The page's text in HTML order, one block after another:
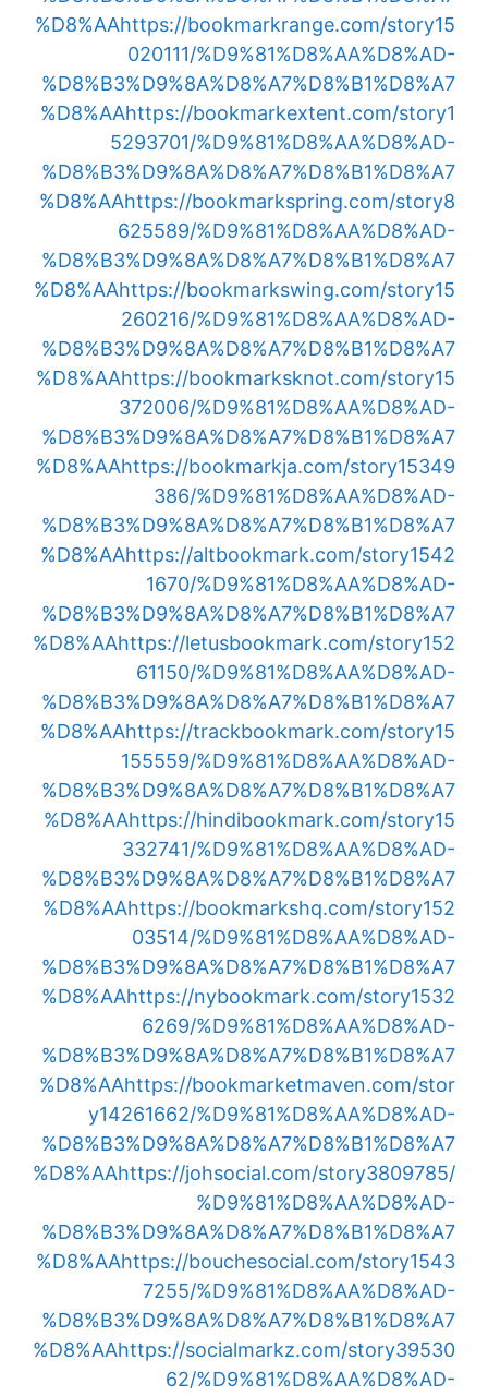
%D8%AAhttps://bookmarkrange.com/story15
020111/%D9%81%D8%AA%D8%AD-
%D8%B3%D9%8A%D8%A7%D8%B1%D8%A7
%D8%AAhttps://bookmarkextent.com/story1
5293701/%D9%81%D8%AA%D8%AD-
%D8%B3%D9%8A%D8%A7%D8%B1%D8%A7
%D8%AAhttps://bookmarkspring.com/story8
625589/%D9%81%D8%AA%D8%AD-
%D8%B3%D9%8A%D8%A7%D8%B1%D8%A7
%D8%AAhttps://bookmarkswing.com/story15
260216/%D9%81%D8%AA%D8%AD-
%D8%B3%D9%8A%D8%A7%D8%B1%D8%A7
%D8%AAhttps://bookmarksknot.com/story15
372006/%D9%81%D8%AA%D8%AD-
%D8%B3%D9%8A%D8%A7%D8%B1%D8%A7
%D8%AAhttps://bookmarkja.com/story15349
386/%D9%81%D8%AA%D8%AD-
%D8%B3%D9%8A%D8%A7%D8%B1%D8%A7
%D8%AAhttps://altbookmark.com/story1542
1670/%D9%81%D8%AA%D8%AD-
%D8%B3%D9%8A%D8%A7%D8%B1%D8%A7
%D8%AAhttps://letusbookmark.com/story152
61150/%D9%81%D8%AA%D8%AD-
%D8%B3%D9%8A%D8%A7%D8%B1%D8%A7
%D8%AAhttps://trackbookmark.com/story15
155559/%D9%81%D8%AA%D8%AD-
%D8%B3%D9%8A%D8%A7%D8%B1%D8%A7
%D8%AAhttps://hindibookmark.com/story15
332741/%D9%81%D8%AA%D8%AD-
%D8%B3%D9%8A%D8%A7%D8%B1%D8%A7
%D8%AAhttps://bookmarkshq.com/story152
03514/%D9%81%D8%AA%D8%AD-
%D8%B3%D9%8A%D8%A7%D8%B1%D8%A7
%D8%AAhttps://nybookmark.com/story1532
6269/%D9%81%D8%AA%D8%AD-
%D8%B3%D9%8A%D8%A7%D8%B1%D8%A7
%D8%AAhttps://bookmarketmaven.com/stor
y14261662/%D9%81%D8%AA%D8%AD-
%D8%B3%D9%8A%D8%A7%D8%B1%D8%A7
%D8%AAhttps://johsocial.com/story3809785/
%D9%81%D8%AA%D8%AD-
%D8%B3%D9%8A%D8%A7%D8%B1%D8%A7
%D8%AAhttps://bouchesocial.com/story1543
7255/%D9%81%D8%AA%D8%AD-
%D8%B3%D9%8A%D8%A7%D8%B1%D8%A7
%D8%AAhttps://socialmarkz.com/story39530
62/%D9%81%D8%AA%D8%AD-